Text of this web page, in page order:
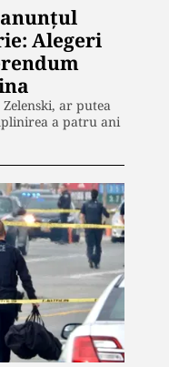
Alegeri
ar putea
a patru ani